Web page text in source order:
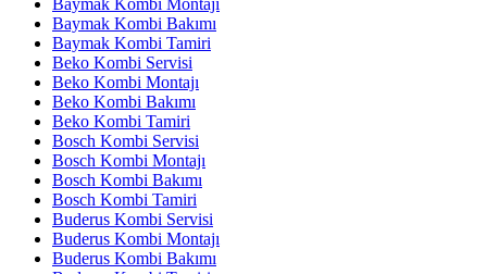
Baymak Kombi Montajı
Baymak Kombi Bakımı
Baymak Kombi Tamiri
Beko Kombi Servisi
Beko Kombi Montajı
Beko Kombi Bakımı
Beko Kombi Tamiri
Bosch Kombi Servisi
Bosch Kombi Montajı
Bosch Kombi Bakımı
Bosch Kombi Tamiri
Buderus Kombi Servisi
Buderus Kombi Montajı
Buderus Kombi Bakımı